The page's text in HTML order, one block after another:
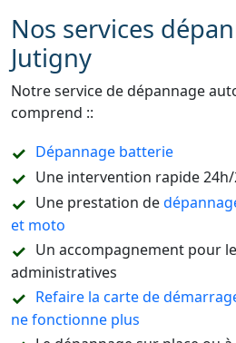
Nos services
Jutigny
Notre service de dépannage
comprend ::
Dépannage batterie
Une intervention rapide
Une prestation de
et moto
Un accompagnement pour
administratives
Refaire la carte de
ne fonctionne plus